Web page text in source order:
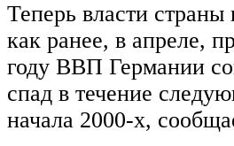
Теперь власти
как ранее, в апреле,
году ВВП Германии
спад в течение
начала 2000-х,